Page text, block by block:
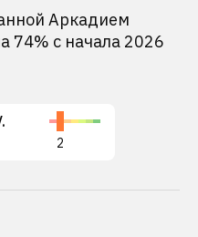
Аркадием
74% с начала 2026
2